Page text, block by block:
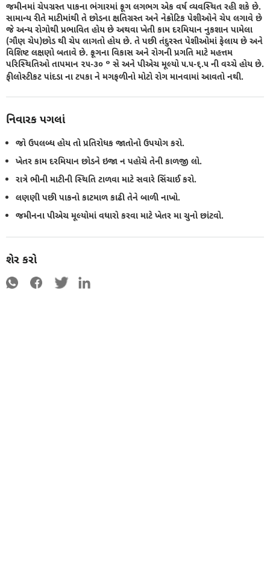
જમીનમાં ચેપગ્રસ્ત પાકના ભંગારમાં ફૂગ લગભગ એક વર્ષ વ્યવસ્થિત રહી શકે છે.
સામાન્ય રીતે માટીમાંથી તે છોડના ક્ષતિગ્રસ્ત અને નેક્રોટિક પેશીઓને ચેપ લગાવે છે
જે અન્ય રોગોથી પ્રભાવિત હોય છે અથવા ખેતી કામ દરમિયાન નુકશાન પામેલા
(ગૌણ ચેપ)છોડ થી ચેપ લાગતો હોય છે. તે પછી તંદુરસ્ત પેશીઓમાં ફેલાય છે અને
વિશિષ્ટ લક્ષણો બતાવે છે. ફૂગના વિકાસ અને રોગની પ્રગતિ માટે મહત્તમ
પરિસ્થિતિઓ તાપમાન ૨૫-૩૦ ° સે અને પીએચ મૂલ્યો ૫.૫-૬.૫ ની વચ્ચે હોય છે.
ફીલોસ્ટીકટ પાંદડા ના ટપકા ને મગફળીનો મોટો રોગ માનવામાં આવતો નથી.
નિવારક પગલાં
જો ઉપલબ્ધ હોય તો પ્રતિરોધક જાતોનો ઉપયોગ કરો.
ખેતર કામ દરમિયાન છોડને ઇજા ન પહોચે તેની કાળજી લો.
રાત્રે ભીની માટીની સ્થિતિ ટાળવા માટે સવારે સિંચાઈ કરો.
લણણી પછી પાકનો કાટમાળ કાઢી તેને બાળી નાખો.
જમીનના પીએચ મૂલ્યોમાં વધારો કરવા માટે ખેતર મા ચુનો છાંટવો.
શેર કરો